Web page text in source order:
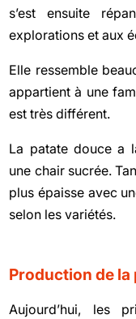
s’est ensuite
explorations et aux
Elle ressemble
appartient à une
est très différent.
La patate douce a
une chair sucrée.
plus épaisse avec
selon les variétés.
Production de la
Aujourd’hui, les